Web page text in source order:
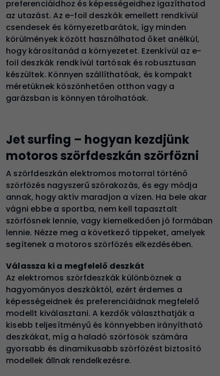
preferenciáidhoz és képességeidhez igazíthatod
az utazást. Az e-foil deszkák emellett rendkívül
csendesek és környezetbarátok, így minden
körülmények között használhatod őket anélkül,
hogy károsítanád a környezetet. Ezenkívül az e-
foil deszkák rendkívül tartósak és robusztusan
készültek. Könnyen szállíthatóak, és kompakt
méretüknek köszönhetően otthon vagy a
garázsban is könnyen tárolhatóak.
Jet surfing – hogyan kezdjünk
motoros szörfdeszkán szörfözni
A szörfdeszkán elektromos motorral történő
szörfözés nagyszerű szórakozás, és egy módja
annak, hogy aktív maradjon a vízen. Ha bele akar
vágni ebbe a sportba, nem kell tapasztalt
szörfösnek lennie, vagy kiemelkedően jó formában
lennie. Nézze meg a következő tippeket, amelyek
segítenek a motoros szörfözés elkezdésében.
Válassza ki a megfelelő deszkát
Az elektromos szörfdeszkák különböznek a
hagyományos deszkáktól, ezért érdemes a
képességeidnek és preferenciáidnak megfelelő
modellt kiválasztani. A kezdők választhatják a
kisebb teljesítményű és könnyebben irányítható
deszkákat, míg a haladó szörfösök számára
gyorsabb és dinamikusabb szörfözést biztosító
modellek állnak rendelkezésre.